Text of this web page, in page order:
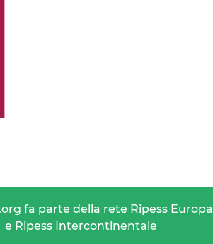
fa parte della rete Ripess Europa
e Ripess Intercontinentale